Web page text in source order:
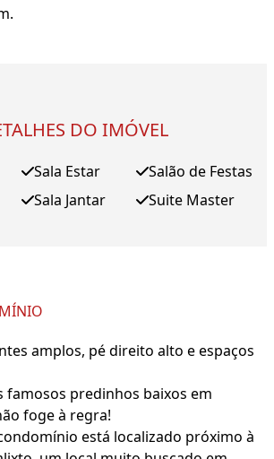
DO IMÓVEL
Sala Estar
Sala Jantar
Salão de Festas
Suite Master
amplos, pé direito alto e espaços
famosos predinhos baixos em
foge à regra!
está localizado próximo à